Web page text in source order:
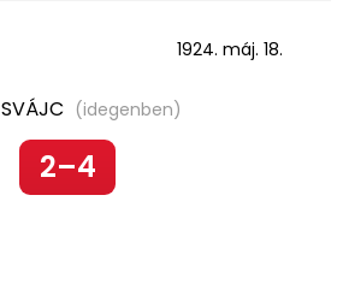
1924. máj. 18.
SVÁJC (idegenben)
2–4